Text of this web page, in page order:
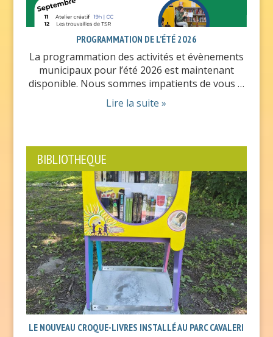
PROGRAMMATION DE L’ÉTÉ 2026
La programmation des activités et évènements
municipaux pour l’été 2026 est maintenant
disponible. Nous sommes impatients de vous …
Lire la suite »
BIBLIOTHEQUE
LE NOUVEAU CROQUE-LIVRES INSTALLÉ AU PARC CAVALERI